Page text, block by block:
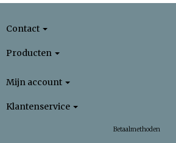
Contact
Producten
Mijn account
Klantenservice
Betaalmethoden